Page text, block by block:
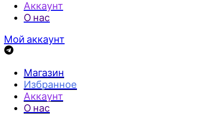
Аккаунт
О нас
Мой аккаунт
Магазин
Избранное
Аккаунт
О нас